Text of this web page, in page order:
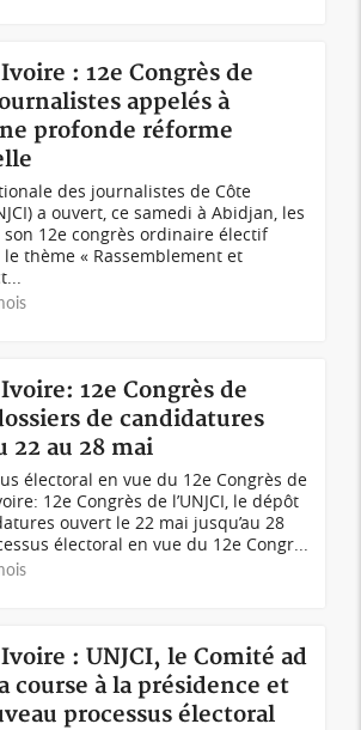
: 12e Congrès de
appelés à
profonde réforme
des journalistes de Côte
a ouvert, ce samedi à Abidjan, les
12e congrès ordinaire électif
le thème « Rassemblement et
12e Congrès de
de candidatures
22 au 28 mai
électoral en vue du 12e Congrès de
12e Congrès de l’UNJCI, le dépôt
ouvert le 22 mai jusqu’au 28
électoral en vue du 12e Congr...
: UNJCI, le Comité ad
course à la présidence et
processus électoral